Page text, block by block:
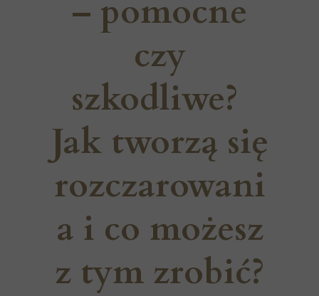
– pomocne
czy
szkodliwe?
Jak tworzą się
rozczarowani
a i co możesz
z tym zrobić?